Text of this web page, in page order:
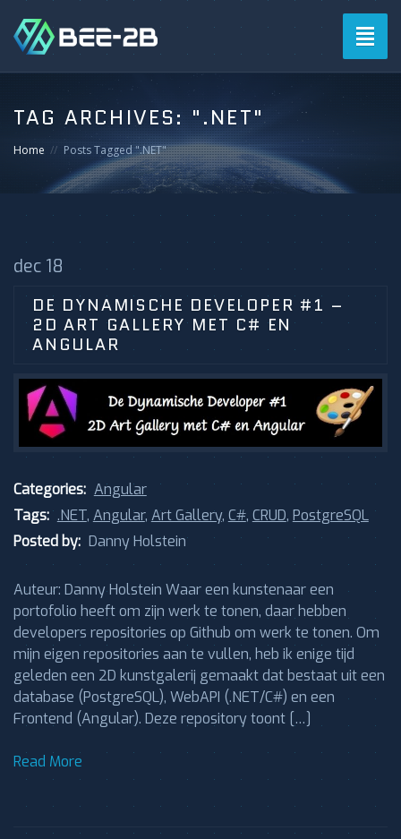
TAG ARCHIVES: ".NET"
Home Posts Tagged ".NET"
dec 18
DE DYNAMISCHE DEVELOPER #1 –
2D ART GALLERY MET C# EN
ANGULAR
Categories: Angular
Tags: .NET, Angular, Art Gallery, C#, CRUD, PostgreSQL
Posted by: Danny Holstein
Auteur: Danny Holstein Waar een kunstenaar een
portofolio heeft om zijn werk te tonen, daar hebben
developers repositories op Github om werk te tonen. Om
mijn eigen repositories aan te vullen, heb ik enige tijd
geleden een 2D kunstgalerij gemaakt dat bestaat uit een
database (PostgreSQL), WebAPI (.NET/C#) en een
Frontend (Angular). Deze repository toont […]
Read More